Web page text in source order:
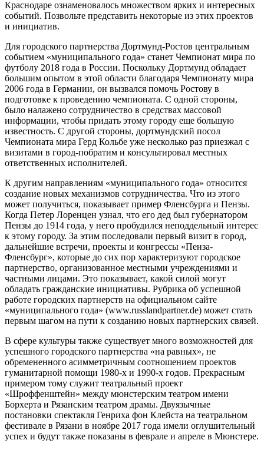
Краснодаре ознаменовалось множеством ярких и интересных
событий. Позвольте представить некоторые из этих проектов
и инициатив.
Для городского партнерства Дортмунд-Ростов центральным
событием «муниципального года» станет Чемпионат мира по
футболу 2018 года в России. Поскольку Дортмунд обладает
большим опытом в этой области благодаря Чемпионату мира
2006 года в Германии, он вызвался помочь Ростову в
подготовке к проведению чемпионата. С одной стороны,
было налажено сотрудничество в средствах массовой
информации, чтобы придать этому городу еще большую
известность. С другой стороны, дортмундский посол
Чемпионата мира Герд Кольбе уже несколько раз приезжал с
визитами в город-побратим и консультировал местных
ответственных исполнителей.
К другим направлениям «муниципального года» относится
создание новых механизмов сотрудничества. Что из этого
может получиться, показывает пример Фленсбурга и Пензы.
Когда Петер Лоренцен узнал, что его дед был губернатором
Пензы до 1914 года, у него пробудился неподдельный интерес
к этому городу. За этим последовали первый визит в город,
дальнейшие встречи, проекты и конгрессы «Пенза-
Фленсбург», которые до сих пор характеризуют городское
партнерство, организованное местными учреждениями и
частными лицами. Это показывает, какой силой могут
обладать гражданские инициативы. Рубрика об успешной
работе городских партнерств на официальном сайте
«муниципального года» (www.russlandpartner.de) может стать
первым шагом на пути к созданию новых партнерских связей.
В сфере культуры также существует много возможностей для
успешного городского партнерства «на равных», не
обремененного асимметричным соотношением проектов
гуманитарной помощи 1980-х и 1990-х годов. Прекрасным
примером тому служит театральный проект
«Шроффенштейн» между мюнстерским театром имени
Борхерта и Рязанским театром драмы. Двуязычные
постановки спектакля Генриха фон Клейста на театральном
фестивале в Рязани в ноябре 2017 года имели оглушительный
успех и будут также показаны в феврале и апреле в Мюнстере.